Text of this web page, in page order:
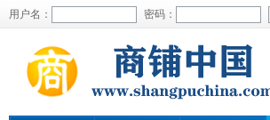
用户名： 密码：